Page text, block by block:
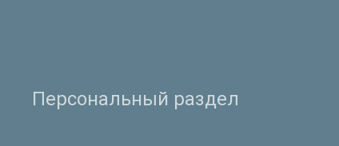
Персональный раздел